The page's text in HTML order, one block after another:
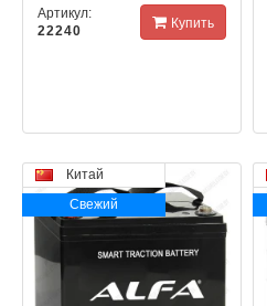
Артикул:
22240
Купить
Китай
Свежий